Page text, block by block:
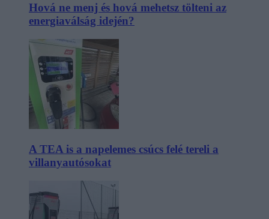
Hová ne menj és hová mehetsz tölteni az
energiaválság idején?
A TEA is a napelemes csúcs felé tereli a
villanyautósokat